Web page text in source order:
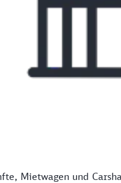
Mietwagen und